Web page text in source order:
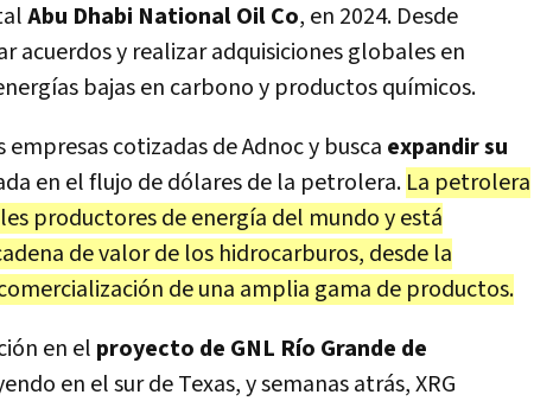
Abu Dhabi National Oil Co, en 2024. Desde
acuerdos y realizar adquisiciones globales en
bajas en carbono y productos químicos.
cotizadas de Adnoc y busca expandir su
en el flujo de dólares de la petrolera. La petrolera
productores de energía del mundo y está
de valor de los hidrocarburos, desde la
de una amplia gama de productos.
en el proyecto de GNL Río Grande de
en el sur de Texas, y semanas atrás, XRG